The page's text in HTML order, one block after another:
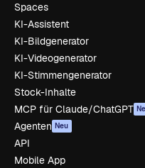
Spaces
KI-Assistent
KI-Bildgenerator
KI-Videogenerator
KI-Stimmengenerator
Stock-Inhalte
MCP für Claude/ChatGPT
Agenten Neu
API
Mobile App